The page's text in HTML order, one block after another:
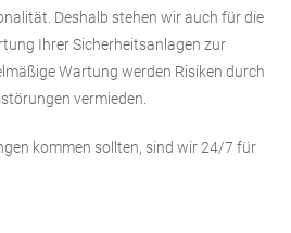
Deshalb stehen wir auch für die
Ihrer Sicherheitsanlagen zur
Wartung werden Risiken durch
vermieden.
kommen sollten, sind wir 24/7 für